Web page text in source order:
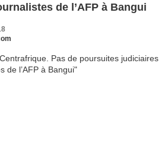
de l’AFP à Bangui